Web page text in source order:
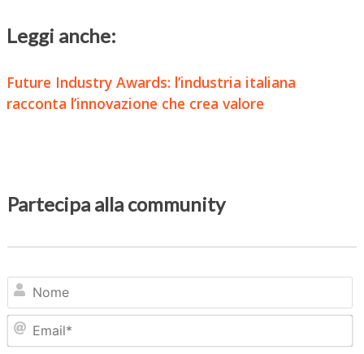
Leggi anche:
Future Industry Awards: l’industria italiana
racconta l’innovazione che crea valore
Partecipa alla community